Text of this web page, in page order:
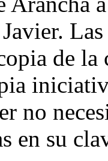
de
no
en su